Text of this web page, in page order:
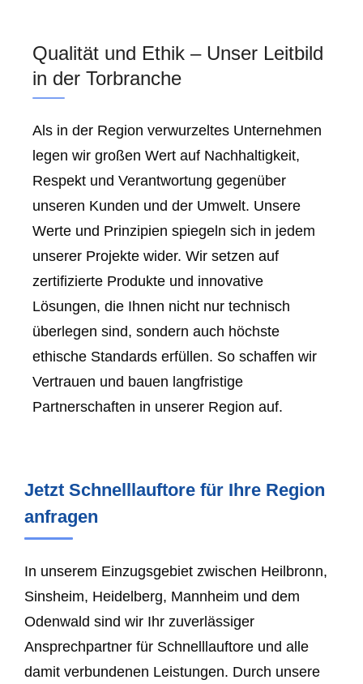
Qualität und Ethik – Unser Leitbild
in der Torbranche
Als in der Region verwurzeltes Unternehmen
legen wir großen Wert auf Nachhaltigkeit,
Respekt und Verantwortung gegenüber
unseren Kunden und der Umwelt. Unsere
Werte und Prinzipien spiegeln sich in jedem
unserer Projekte wider. Wir setzen auf
zertifizierte Produkte und innovative
Lösungen, die Ihnen nicht nur technisch
überlegen sind, sondern auch höchste
ethische Standards erfüllen. So schaffen wir
Vertrauen und bauen langfristige
Partnerschaften in unserer Region auf.
Jetzt Schnelllauftore für Ihre Region
anfragen
In unserem Einzugsgebiet zwischen Heilbronn,
Sinsheim, Heidelberg, Mannheim und dem
Odenwald sind wir Ihr zuverlässiger
Ansprechpartner für Schnelllauftore und alle
damit verbundenen Leistungen. Durch unsere